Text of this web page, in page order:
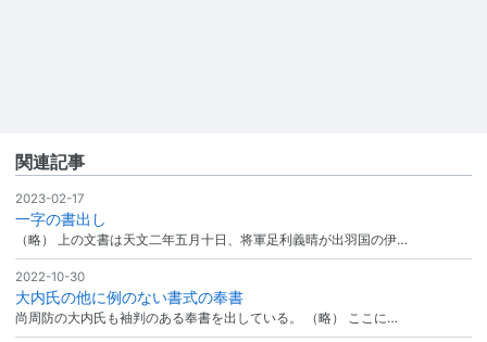
関連記事
2023-02-17
一字の書出し
（略） 上の文書は天文二年五月十日、将軍足利義晴が出羽国の伊…
2022-10-30
大内氏の他に例のない書式の奉書
尚周防の大内氏も袖判のある奉書を出している。 （略） ここに…